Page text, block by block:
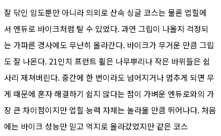
잘 닦인 임도뿐만 아니라 의외로 산속 싱글 코스는 물론 업힐에
서 엔듀로 바이크처럼 탈 수 있었다. 과연 그립이 나올지 걱정되
는 가파른 경사에도 무난히 올라간다. 바이크가 무거운 만큼 그립
도 잘 나온다. 21인치 프런트 휠은 나무뿌리나 작은 바위들은 쉽
사리 제쳐버린다. 중간에 한 번이라도 넘어지거나 멈추게 되면 무
게 때문에 혼자 해결하기 쉽지 않다는 점이 가벼운 엔듀로와의 가
장 큰 차이점이지만 업힐 능력 자체는 놀라울 만큼 뛰어나다. 처음
에는 바이크 성능만 믿고 억지로 올라갔었지만 같은 코스